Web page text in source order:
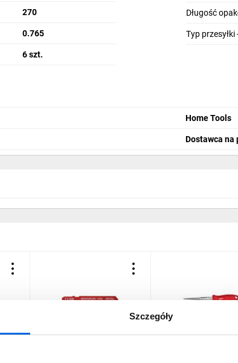
Szczegóły
270
0.765
6 szt.
Długość
Typ
Home Tools
Dostawca na